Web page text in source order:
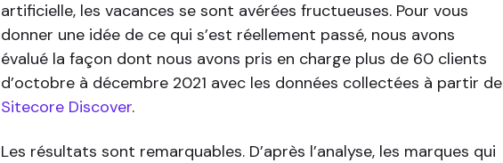
artificielle, les vacances se sont avérées fructueuses. Pour vous
donner une idée de ce qui s’est réellement passé, nous avons
évalué la façon dont nous avons pris en charge plus de 60 clients
d’octobre à décembre 2021 avec les données collectées à partir de
Sitecore Discover.
Les résultats sont remarquables. D’après l’analyse, les marques qui